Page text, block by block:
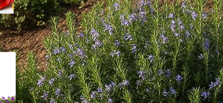
Come scegliere un misuratore
portatile di salinità del terreno
per orto e giardino in piena
estate